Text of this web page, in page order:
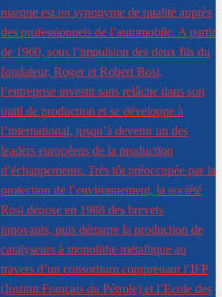
marque est un synonyme de qualité auprès
des professionnels de l’automobile. A partir
de 1960, sous l’impulsion des deux fils du
fondateur, Roger et Robert Rosi,
l’entreprise investit sans relâche dans son
outil de production et se développe à
l’international, jusqu’à devenir un des
leaders européens de la production
d’échappements. Très tôt préoccupée par la
protection de l’environnement, la société
Rosi dépose en 1988 des brevets
innovants, puis démarre la production de
catalyseurs à monolithe métallique au
travers d’un consortium comprenant l’IFP
(Institut Français du Pétrole) et l’Ecole des